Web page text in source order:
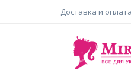
Доставка и оплата